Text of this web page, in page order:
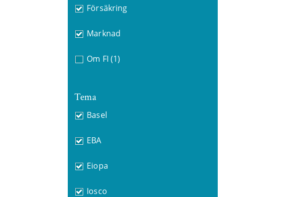
Försäkring
Marknad
Om FI (1)
Tema
Basel
EBA
Eiopa
Iosco